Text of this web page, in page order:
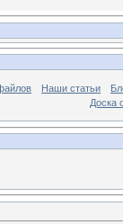
Наши статьи
Доска